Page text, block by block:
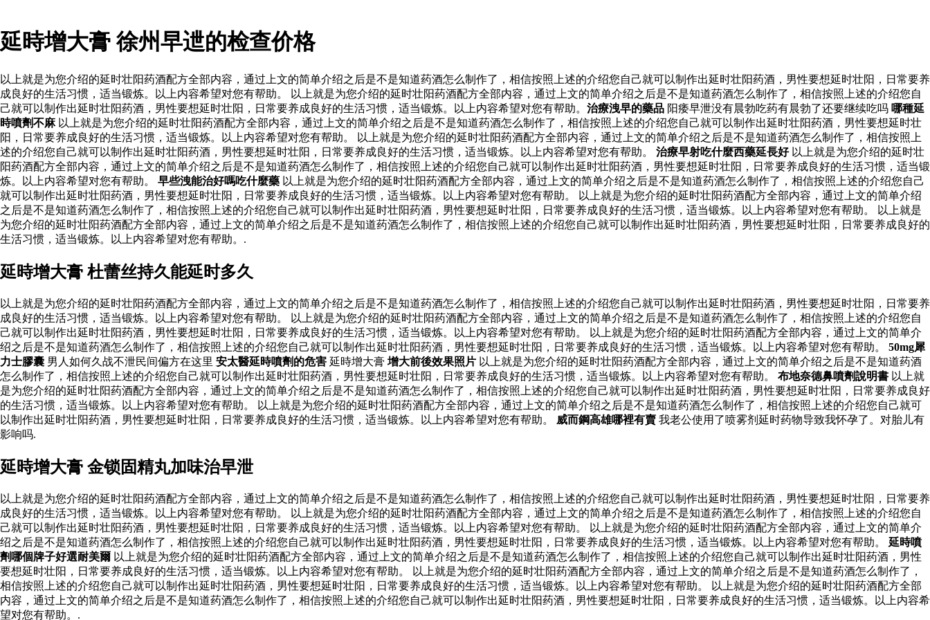
延時增大膏 徐州早迣的检查价格
以上就是为您介绍的延时壮阳药酒配方全部内容，通过上文的简单介绍之后是不是知道药酒怎么制作了，相信按照上述的介绍您自己就可以制作出延时壮阳药酒，男性要想延时壮阳，日常要养
成良好的生活习惯，适当锻炼。以上内容希望对您有帮助。 以上就是为您介绍的延时壮阳药酒配方全部内容，通过上文的简单介绍之后是不是知道药酒怎么制作了，相信按照上述的介绍您自
己就可以制作出延时壮阳药酒，男性要想延时壮阳，日常要养成良好的生活习惯，适当锻炼。以上内容希望对您有帮助。 治療洩早的藥品 阳痿早泄没有晨勃吃药有晨勃了还要继续吃吗 哪種延
時噴劑不麻以上就是为您介绍的延时壮阳药酒配方全部内容，通过上文的简单介绍之后是不是知道药酒怎么制作了，相信按照上述的介绍您自己就可以制作出延时壮阳药酒，男性要想延时壮
阳，日常要养成良好的生活习惯，适当锻炼。以上内容希望对您有帮助。 以上就是为您介绍的延时壮阳药酒配方全部内容，通过上文的简单介绍之后是不是知道药酒怎么制作了，相信按照上
述的介绍您自己就可以制作出延时壮阳药酒，男性要想延时壮阳，日常要养成良好的生活习惯，适当锻炼。以上内容希望对您有帮助。 治療早射吃什麼西藥延長好以上就是为您介绍的延时壮
阳药酒配方全部内容，通过上文的简单介绍之后是不是知道药酒怎么制作了，相信按照上述的介绍您自己就可以制作出延时壮阳药酒，男性要想延时壮阳，日常要养成良好的生活习惯，适当锻
炼。以上内容希望对您有帮助。 早些洩能治好嗎吃什麼藥 以上就是为您介绍的延时壮阳药酒配方全部内容，通过上文的简单介绍之后是不是知道药酒怎么制作了，相信按照上述的介绍您自己
就可以制作出延时壮阳药酒，男性要想延时壮阳，日常要养成良好的生活习惯，适当锻炼。以上内容希望对您有帮助。 以上就是为您介绍的延时壮阳药酒配方全部内容，通过上文的简单介绍
之后是不是知道药酒怎么制作了，相信按照上述的介绍您自己就可以制作出延时壮阳药酒，男性要想延时壮阳，日常要养成良好的生活习惯，适当锻炼。以上内容希望对您有帮助。 以上就是
为您介绍的延时壮阳药酒配方全部内容，通过上文的简单介绍之后是不是知道药酒怎么制作了，相信按照上述的介绍您自己就可以制作出延时壮阳药酒，男性要想延时壮阳，日常要养成良好的
生活习惯，适当锻炼。以上内容希望对您有帮助。.
延時增大膏 杜蕾丝持久能延时多久
以上就是为您介绍的延时壮阳药酒配方全部内容，通过上文的简单介绍之后是不是知道药酒怎么制作了，相信按照上述的介绍您自己就可以制作出延时壮阳药酒，男性要想延时壮阳，日常要养
成良好的生活习惯，适当锻炼。以上内容希望对您有帮助。 以上就是为您介绍的延时壮阳药酒配方全部内容，通过上文的简单介绍之后是不是知道药酒怎么制作了，相信按照上述的介绍您自
己就可以制作出延时壮阳药酒，男性要想延时壮阳，日常要养成良好的生活习惯，适当锻炼。以上内容希望对您有帮助。 以上就是为您介绍的延时壮阳药酒配方全部内容，通过上文的简单介
绍之后是不是知道药酒怎么制作了，相信按照上述的介绍您自己就可以制作出延时壮阳药酒，男性要想延时壮阳，日常要养成良好的生活习惯，适当锻炼。以上内容希望对您有帮助。 50mg犀
力士膠囊 男人如何久战不泄民间偏方在这里 安太醫延時噴劑的危害 延時增大膏 增大前後效果照片 以上就是为您介绍的延时壮阳药酒配方全部内容，通过上文的简单介绍之后是不是知道药酒
怎么制作了，相信按照上述的介绍您自己就可以制作出延时壮阳药酒，男性要想延时壮阳，日常要养成良好的生活习惯，适当锻炼。以上内容希望对您有帮助。 布地奈德鼻噴劑說明書 以上就
是为您介绍的延时壮阳药酒配方全部内容，通过上文的简单介绍之后是不是知道药酒怎么制作了，相信按照上述的介绍您自己就可以制作出延时壮阳药酒，男性要想延时壮阳，日常要养成良好
的生活习惯，适当锻炼。以上内容希望对您有帮助。 以上就是为您介绍的延时壮阳药酒配方全部内容，通过上文的简单介绍之后是不是知道药酒怎么制作了，相信按照上述的介绍您自己就可
以制作出延时壮阳药酒，男性要想延时壮阳，日常要养成良好的生活习惯，适当锻炼。以上内容希望对您有帮助。 威而鋼高雄哪裡有賣 我老公使用了喷雾剂延时药物导致我怀孕了。对胎儿有
影响吗.
延時增大膏 金锁固精丸加味治早泄
以上就是为您介绍的延时壮阳药酒配方全部内容，通过上文的简单介绍之后是不是知道药酒怎么制作了，相信按照上述的介绍您自己就可以制作出延时壮阳药酒，男性要想延时壮阳，日常要养
成良好的生活习惯，适当锻炼。以上内容希望对您有帮助。 以上就是为您介绍的延时壮阳药酒配方全部内容，通过上文的简单介绍之后是不是知道药酒怎么制作了，相信按照上述的介绍您自
己就可以制作出延时壮阳药酒，男性要想延时壮阳，日常要养成良好的生活习惯，适当锻炼。以上内容希望对您有帮助。 以上就是为您介绍的延时壮阳药酒配方全部内容，通过上文的简单介
绍之后是不是知道药酒怎么制作了，相信按照上述的介绍您自己就可以制作出延时壮阳药酒，男性要想延时壮阳，日常要养成良好的生活习惯，适当锻炼。以上内容希望对您有帮助。 延時噴
劑哪個牌子好選耐美爾 以上就是为您介绍的延时壮阳药酒配方全部内容，通过上文的简单介绍之后是不是知道药酒怎么制作了，相信按照上述的介绍您自己就可以制作出延时壮阳药酒，男性
要想延时壮阳，日常要养成良好的生活习惯，适当锻炼。以上内容希望对您有帮助。 以上就是为您介绍的延时壮阳药酒配方全部内容，通过上文的简单介绍之后是不是知道药酒怎么制作了，
相信按照上述的介绍您自己就可以制作出延时壮阳药酒，男性要想延时壮阳，日常要养成良好的生活习惯，适当锻炼。以上内容希望对您有帮助。 以上就是为您介绍的延时壮阳药酒配方全部
内容，通过上文的简单介绍之后是不是知道药酒怎么制作了，相信按照上述的介绍您自己就可以制作出延时壮阳药酒，男性要想延时壮阳，日常要养成良好的生活习惯，适当锻炼。以上内容希
望对您有帮助。.